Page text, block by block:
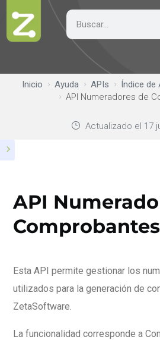
Inicio Ayuda APIs Índice de
API Numeradores de
Actualizado el 17
API
Comprobantes
Esta API permite gestionar los
utilizados para la generación de
ZetaSoftware.
La funcionalidad corresponde a